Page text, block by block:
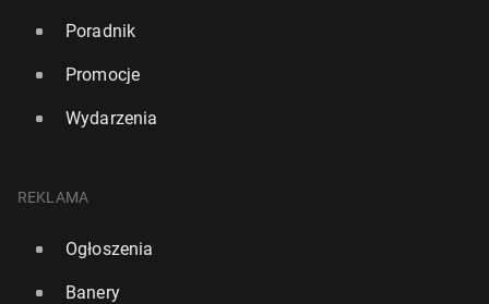
Poradnik
Promocje
Wydarzenia
REKLAMA
Ogłoszenia
Banery